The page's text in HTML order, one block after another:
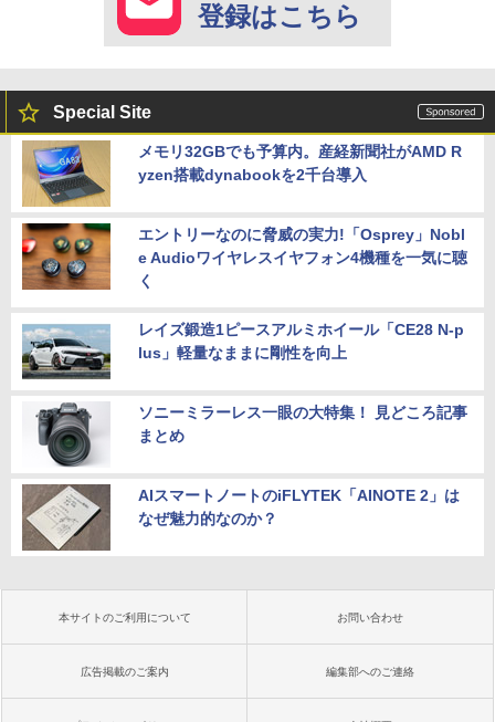
登録はこちら
Special Site
メモリ32GBでも予算内。産経新聞社がAMD R
yzen搭載dynabookを2千台導入
エントリーなのに脅威の実力!「Osprey」Nobl
e Audioワイヤレスイヤフォン4機種を一気に聴
く
レイズ鍛造1ピースアルミホイール「CE28 N-p
lus」軽量なままに剛性を向上
ソニーミラーレス一眼の大特集！ 見どころ記事
まとめ
AIスマートノートのiFLYTEK「AINOTE 2」は
なぜ魅力的なのか？
本サイトのご利用について お問い合わせ
広告掲載のご案内 編集部へのご連絡